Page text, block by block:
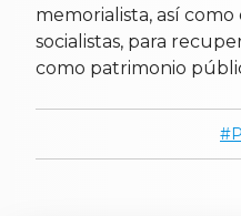
memorialista, así
socialistas, para
como patrimonio